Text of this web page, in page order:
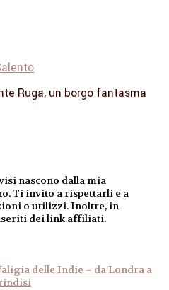
Ruga, un borgo fantasma
nascono dalla mia
Ti invito a rispettarli e a
o utilizzi. Inoltre, in
dei link affiliati.
delle Indie – da Londra a